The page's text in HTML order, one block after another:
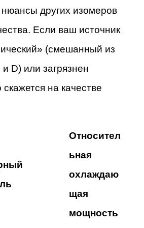
других изомеров
Если ваш источник
(смешанный из
D) или загрязнен
на качестве
Относител
ьная
охлаждаю
щая
мощность